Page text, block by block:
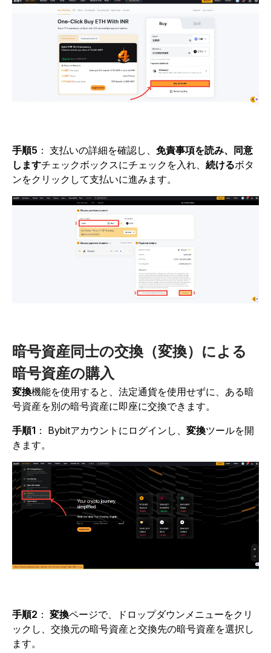
手順5 ： 支払いの詳細を確認し、 免責事項を読み、同意
しますチェックボックスにチェックを入れ、 続けるボタ
ンをクリックして支払いに進みます。
暗号資産同士の交換（変換）による
暗号資産の購入
変換機能を使用すると、法定通貨を使用せずに、ある暗
号資産を別の暗号資産に即座に交換できます。
手順1 ： Bybitアカウントにログインし、 変換ツールを開
きます。
手順2 ： 変換ページで、ドロップダウンメニューをクリ
ックし、交換元の暗号資産と交換先の暗号資産を選択し
ます。